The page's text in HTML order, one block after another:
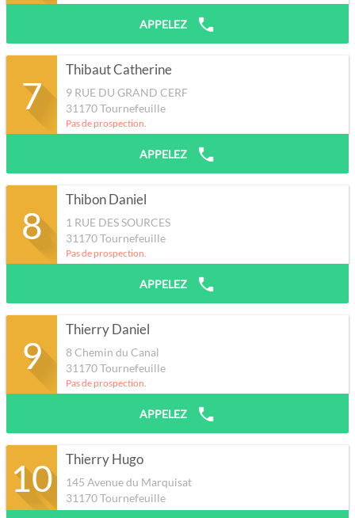
APPELEZ
7
Thibaut Catherine
9 RUE DU GRAND CERF
31170Tournefeuille
Pas de prospection.
APPELEZ
8
Thibon Daniel
1 RUE DES SOURCES
31170Tournefeuille
Pas de prospection.
APPELEZ
9
Thierry Daniel
8 Chemin du Canal
31170Tournefeuille
Pas de prospection.
APPELEZ
10 Thierry Hugo
145 Avenue du Marquisat
31170Tournefeuille